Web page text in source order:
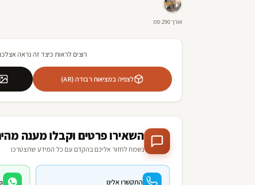
אורך 290 סמ
רוצים לראות כיצד זה נראה
לצפיה במציאות רבודה (AR)
השאירו פרטים וקבלו מענה
נשמח לחזור אליכם בהקדם עם כל המידע שתצטרכו
התקשרו אלינו